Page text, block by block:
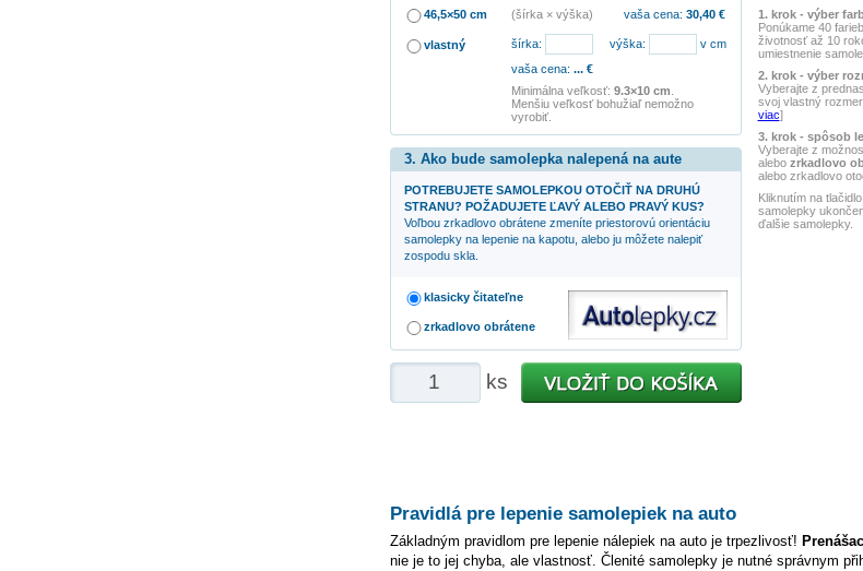
1. krok - výber
Ponúkame 40
životnosť až 10
umiestnenie
2. krok - výber
Vyberajte z
svoj vlastný
viac]
3. krok - spôsob
Vyberajte z
alebo zrkadlovo
alebo zrkadlovo
Kliknutím na tlačidlo
samolepky
ďalšie samolepky.
46,5×50 cm
(šírka × výška) vaša cena: 30,40€
vlastný šírka: výška:
v cm
vaša cena: ...€
Minimálna veľkosť: 9.3×10 cm
Menšiu veľkosť bohužiaľ nemožno
vyrobiť.
3. Ako bude samolepka nalepená na aute
POTREBUJETE SAMOLEPKOU OTOČIŤ NA DRUHÚ
STRANU? POŽADUJETE ĽAVÝ ALEBO PRAVÝ KUS?
Voľbou zrkadlovo obrátene zmeníte priestorovú orientáciu
samolepky na lepenie na kapotu, alebo ju môžete nalepiť
zospodu skla.
klasicky čitateľne
zrkadlovo obrátene
ks
Pravidlá pre lepenie samolepiek na auto
Základným pravidlom pre lepenie nálepiek na auto je trpezlivosť!
nie je to jej chyba, ale vlastnosť. Členité samolepky je nutné správnym